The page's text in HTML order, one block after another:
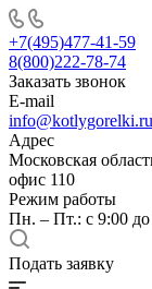
+7(495)477-41-59
8(800)222-78-74
Заказать звонок
E-mail
info@kotlygorelki.ru
Адрес
Московская
офис 110
Режим работы
Пн. – Пт.: с 9:00 до
Подать заявку